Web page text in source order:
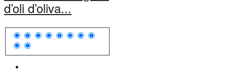
d’oli d’oliva...